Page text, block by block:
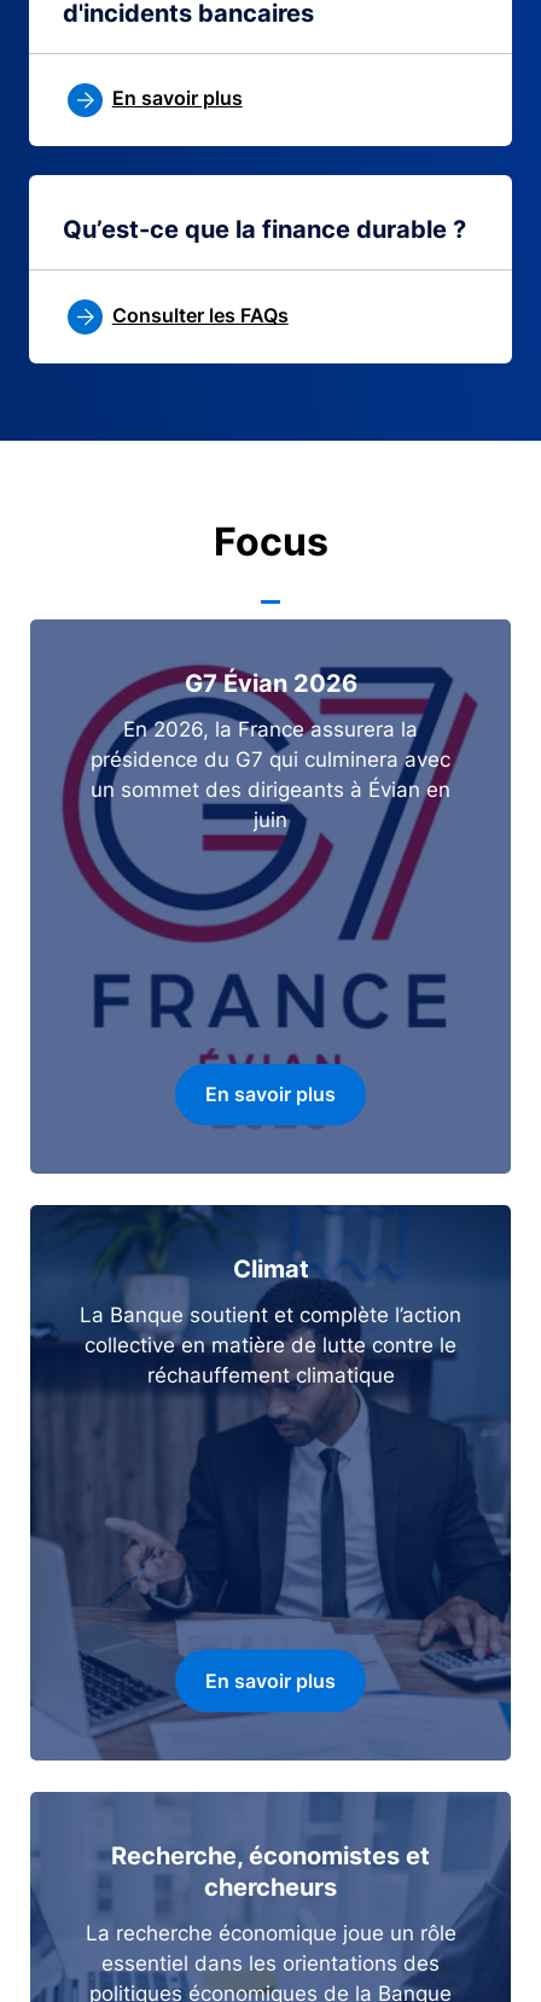
d'incidents bancaires
En savoir plus
Qu’est-ce que la finance durable ?
Consulter les FAQs
Focus
G7 Évian 2026
En 2026, la France assurera la
présidence du G7 qui culminera avec
un sommet des dirigeants à Évian en
juin
En savoir plus
Climat
La Banque soutient et complète l’action
collective en matière de lutte contre le
réchauffement climatique
En savoir plus
Recherche, économistes et
chercheurs
La recherche économique joue un rôle
essentiel dans les orientations des
politiques économiques de la Banque